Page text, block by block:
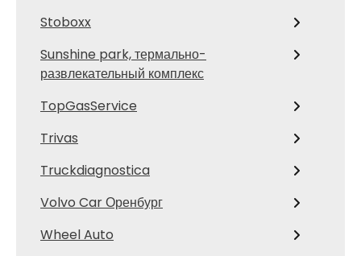
Stoboxx
Sunshine park, термально-
развлекательный комплекс
TopGasService
Trivas
Truckdiagnostica
Volvo Car Оренбург
Wheel Auto